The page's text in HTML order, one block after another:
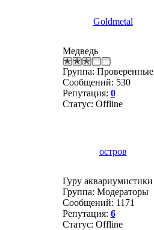
Goldmetal
Медведь
Группа: Проверенные
Сообщений: 530
Репутация: 0
Статус: Offline
остров
Гуру аквариумистики
Группа: Модераторы
Сообщений: 1171
Репутация: 6
Статус: Offline